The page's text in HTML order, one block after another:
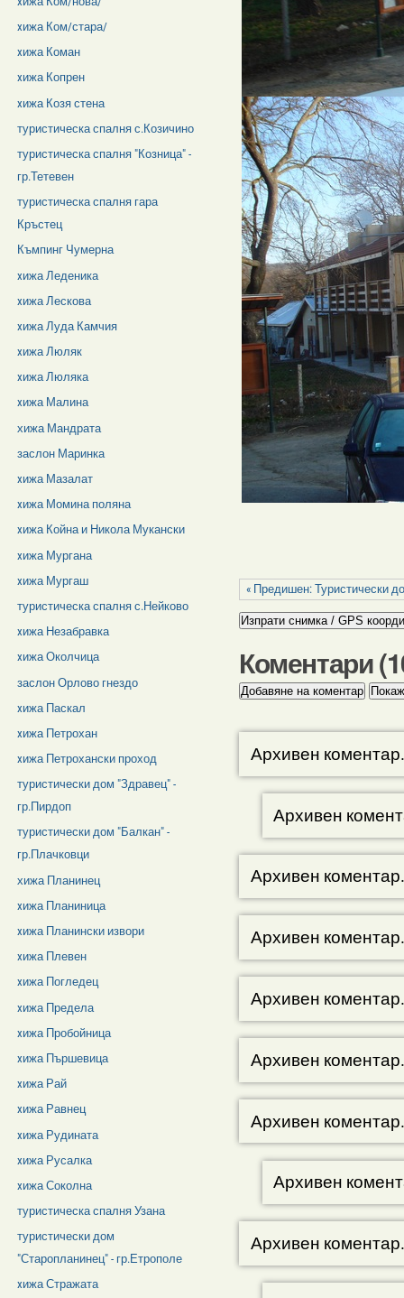
« Предишен: Туристически
Коментари (
Архивен коментар.
Архивен
Архивен коментар.
Архивен коментар.
Архивен коментар.
Архивен коментар.
Архивен коментар.
Архивен
Архивен коментар.
xижа Ком/стара/
xижа Коман
xижа Копрен
xижа Козя стена
туристическа спалня с.Козичино
туристическа спалня "Козница" -
гр.Тетевен
туристическа спалня гара
Кръстец
Къмпинг Чумерна
xижа Леденика
xижа Лескова
xижа Луда Камчия
xижа Люляк
xижа Люляка
xижа Малина
хижа Мандрата
заслон Маринка
xижа Мазалат
xижа Момина поляна
xижа Койна и Никола Мукански
xижа Мургана
xижа Мургаш
туристическа спалня с.Нейково
xижа Незабравка
xижа Околчица
заслон Орлово гнездо
xижа Паскал
xижа Петрохан
xижа Петрохански проход
туристически дом "Здравец" -
гр.Пирдоп
туристически дом "Балкан" -
гр.Плачковци
хижа Планинец
xижа Планиница
xижа Планински извори
xижа Плевен
xижа Погледец
xижа Предела
xижа Пробойница
xижа Пършевица
xижа Рай
xижа Равнец
xижа Рудината
xижа Русалка
xижа Соколна
туристическа спалня Узана
туристически дом
"Старопланинец" - гр.Етрополе
xижа Стражата